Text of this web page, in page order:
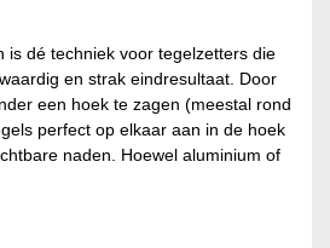
is dé techniek voor tegelzetters die
en strak eindresultaat. Door
een hoek te zagen (meestal rond
perfect op elkaar aan in de hoek
naden. Hoewel aluminium of